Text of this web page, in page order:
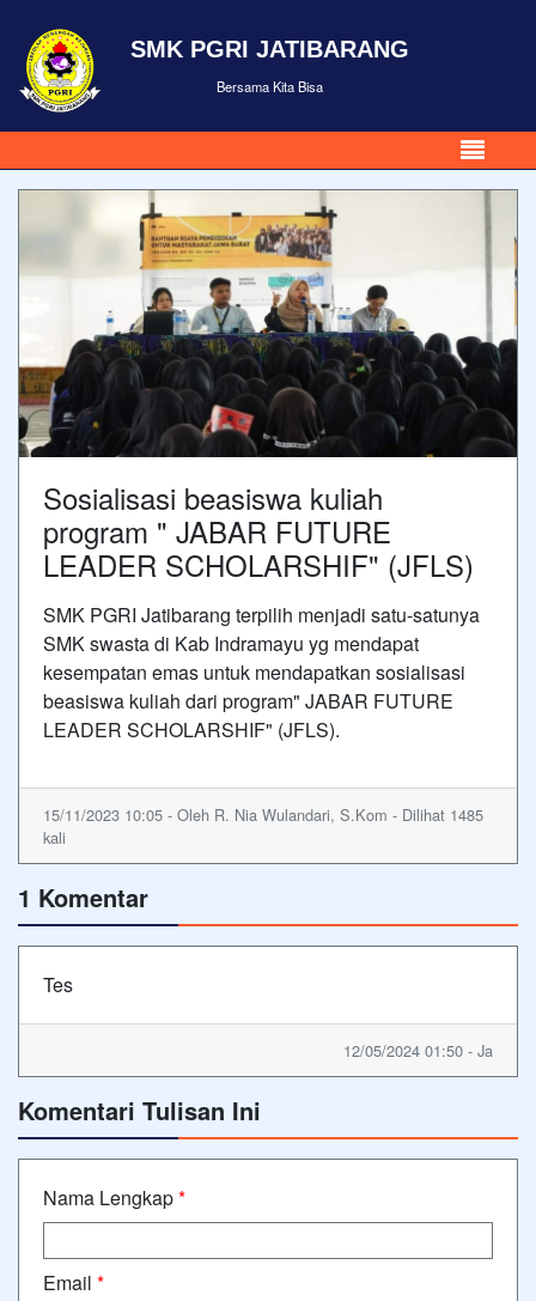
SMK PGRI JATIBARANG
Bersama Kita Bisa
Sosialisasi beasiswa kuliah
program " JABAR FUTURE
LEADER SCHOLARSHIF" (JFLS)
SMK PGRI Jatibarang terpilih menjadi satu-satunya
SMK swasta di Kab Indramayu yg mendapat
kesempatan emas untuk mendapatkan sosialisasi
beasiswa kuliah dari program" JABAR FUTURE
LEADER SCHOLARSHIF" (JFLS).
15/11/2023 10:05 - Oleh R. Nia Wulandari, S.Kom - Dilihat 1485
kali
1 Komentar
Tes
12/05/2024 01:50 - Ja
Komentari Tulisan Ini
Nama Lengkap*
Email *